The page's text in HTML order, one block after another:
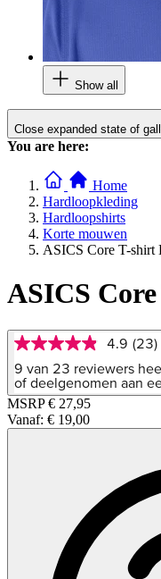
Show all
Close expanded state of
You are here:
Home
Hardloopkleding
Hardloopshirts
Korte mouwen
ASICS Core T-shirt
ASICS
4.9
van
5
sterren,
gemiddelde
scorewaarde.
4.9 (23)
9 van 23 reviewers
of deelgenomen aan
MSRP € 27,95
Vanaf: € 19,00